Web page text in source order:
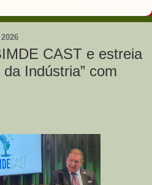
CAST e estreia
Indústria” com